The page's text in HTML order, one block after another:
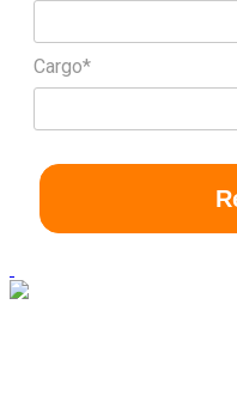
Cargo*